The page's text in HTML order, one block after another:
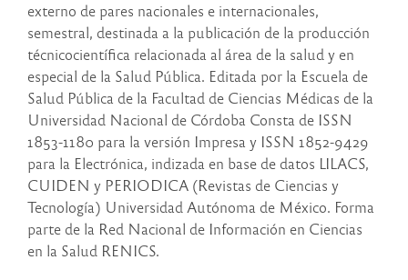
externo de pares nacionales e internacionales,
semestral, destinada a la publicación de la producción
técnicocientífica relacionada al área de la salud y en
especial de la Salud Pública. Editada por la Escuela de
Salud Pública de la Facultad de Ciencias Médicas de la
Universidad Nacional de Córdoba Consta de ISSN
1853-1180 para la versión Impresa y ISSN 1852-9429
para la Electrónica, indizada en base de datos LILACS,
CUIDEN y PERIODICA (Revistas de Ciencias y
Tecnología) Universidad Autónoma de México. Forma
parte de la Red Nacional de Información en Ciencias
en la Salud RENICS.